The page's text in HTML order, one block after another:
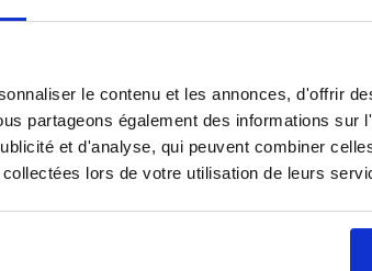
le contenu et les annonces, d'offrir
partageons également des informations sur
et d'analyse, qui peuvent combiner
lors de votre utilisation de leurs
et net en quelques secondes
Professionnalisation
À partir du 1er juin